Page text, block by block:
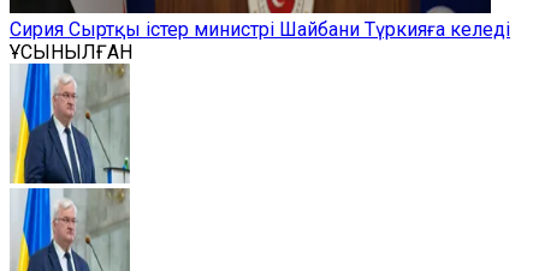
Сирия Сыртқы істер министрі Шайбани Түркияға келеді
ҰСЫНЫЛҒАН